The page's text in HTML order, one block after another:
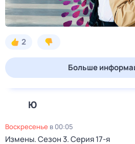
2
Больше
Ю
воскресенье в 00:05
Измены. Сезон 3. Серия 17-я